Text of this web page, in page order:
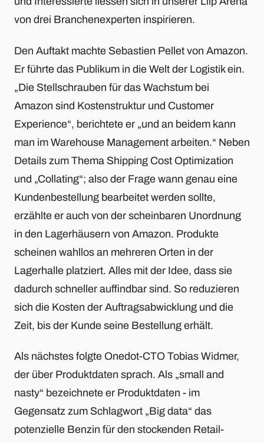
von drei Branchenexperten inspirieren.
Den Auftakt machte Sebastien Pellet von Amazon.
Er führte das Publikum in die Welt der Logistik ein.
„Die Stellschrauben für das Wachstum bei
Amazon sind Kostenstruktur und Customer
Experience“, berichtete er „und an beidem kann
man im Warehouse Management arbeiten.“ Neben
Details zum Thema Shipping Cost Optimization
und „Collating“; also der Frage wann genau eine
Kundenbestellung bearbeitet werden sollte,
erzählte er auch von der scheinbaren Unordnung
in den Lagerhäusern von Amazon. Produkte
scheinen wahllos an mehreren Orten in der
Lagerhalle platziert. Alles mit der Idee, dass sie
dadurch schneller auffindbar sind. So reduzieren
sich die Kosten der Auftragsabwicklung und die
Zeit, bis der Kunde seine Bestellung erhält.
Als nächstes folgte Onedot-CTO Tobias Widmer,
der über Produktdaten sprach. Als „small and
nasty“ bezeichnete er Produktdaten - im
Gegensatz zum Schlagwort „Big data“ das
potenzielle Benzin für den stockenden Retail-